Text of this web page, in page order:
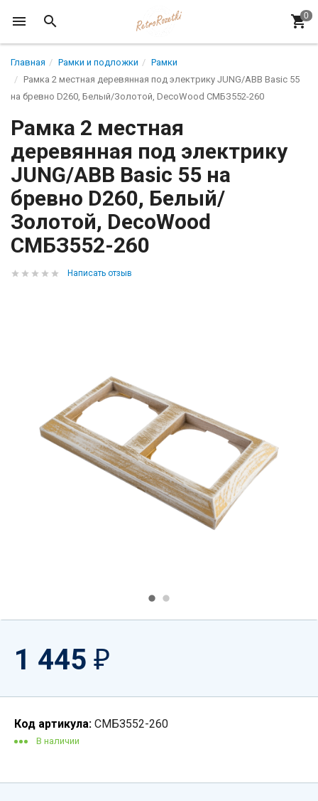
Главная Рамки и подложки
Рамки
Рамка 2 местная деревянная под электрику JUNG/ABB Basic 55
на бревно D260, Белый/Золотой, DecoWood СМБЗ552-260
Рамка 2 местная
деревянная под электрику
JUNG/ABB Basic 55 на
бревно D260, Белый/
Золотой, DecoWood
СМБЗ552-260
Написать отзыв
1 445 ₽
Код артикула: СМБЗ552-260
В наличии